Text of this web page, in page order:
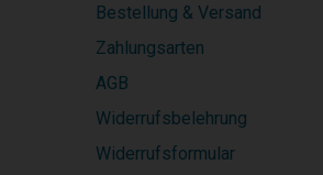
Bestellung & Versand
Zahlungsarten
AGB
Widerrufsbelehrung
Widerrufsformular